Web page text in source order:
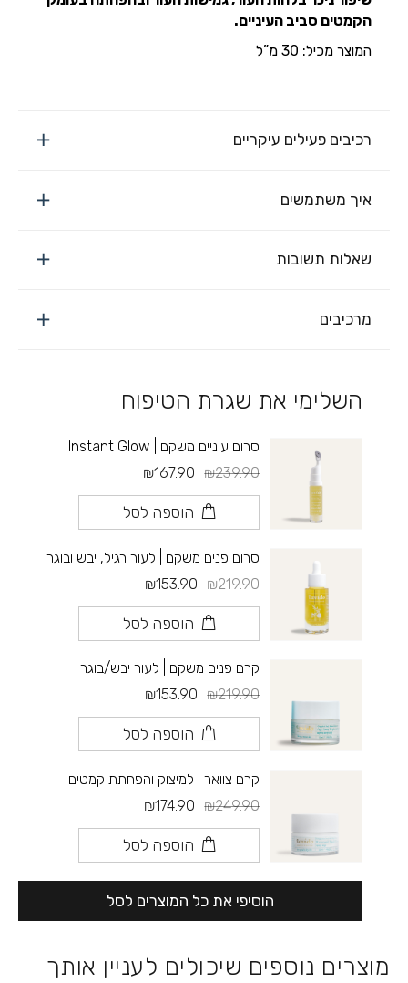
הקמטים סביב העיניים.
המוצר מכיל: 30 מ”ל
רכיבים פעילים עיקריים
איך משתמשים
שאלות תשובות
מרכיבים
השלימי את שגרת הטיפוח
סרום עיניים משקם | Instant Glow
₪239.90
₪167.90
הוספה לסל
סרום פנים משקם | לעור רגיל, יבש ובוגר
₪219.90
₪153.90
הוספה לסל
קרם פנים משקם | לעור יבש/בוגר
₪219.90
₪153.90
הוספה לסל
קרם צוואר | למיצוק והפחתת קמטים
₪249.90
₪174.90
הוספה לסל
הוסיפי את כל המוצרים לסל
מוצרים נוספים שיכולים לעניין אותך